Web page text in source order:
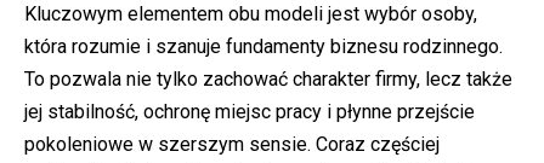
Kluczowym elementem obu modeli jest wybór osoby,
która rozumie i szanuje fundamenty biznesu rodzinnego.
To pozwala nie tylko zachować charakter firmy, lecz także
jej stabilność, ochronę miejsc pracy i płynne przejście
pokoleniowe w szerszym sensie. Coraz częściej